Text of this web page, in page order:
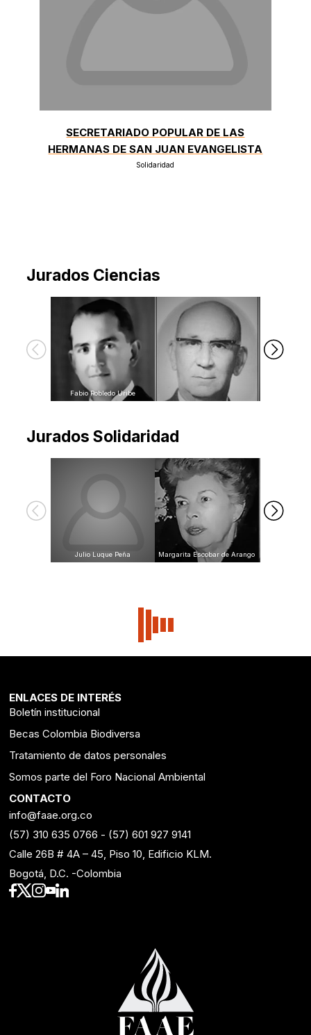
SECRETARIADO POPULAR DE LAS
HERMANAS DE SAN JUAN EVANGELISTA
Solidaridad
Jurados Ciencias
Fabio Robledo Uribe
Jurados Solidaridad
Julio Luque Peña Margarita Escobar de Arango
ENLACES DE INTERÉS
Boletín institucional
Becas Colombia Biodiversa
Tratamiento de datos personales
Somos parte del Foro Nacional Ambiental
CONTACTO
info@faae.org.co
(57) 310 635 0766 - (57) 601 927 9141
Calle 26B # 4A – 45, Piso 10, Edificio KLM.
Bogotá, D.C. -Colombia